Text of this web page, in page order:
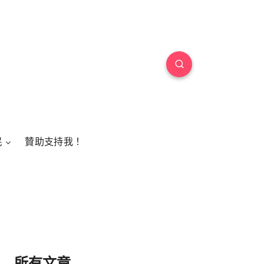
贊助支持我！